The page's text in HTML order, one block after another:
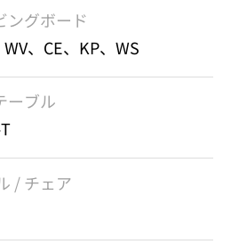
ングボード
、CE、KP、WS
ーブル
/ チェア